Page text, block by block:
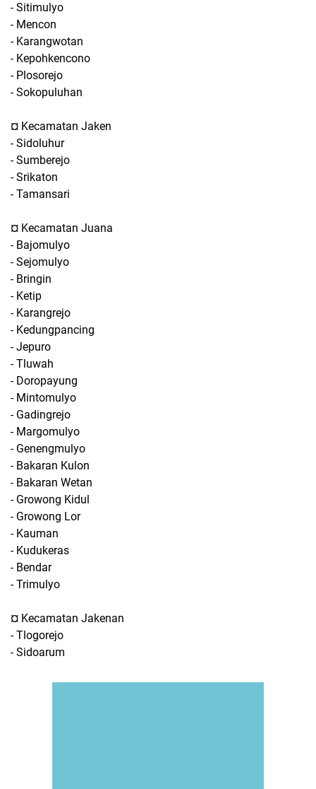
- Sitimulyo
- Mencon
- Karangwotan
- Kepohkencono
- Plosorejo
- Sokopuluhan
¤ Kecamatan Jaken
- Sidoluhur
- Sumberejo
- Srikaton
- Tamansari
¤ Kecamatan Juana
- Bajomulyo
- Sejomulyo
- Bringin
- Ketip
- Karangrejo
- Kedungpancing
- Jepuro
- Tluwah
- Doropayung
- Mintomulyo
- Gadingrejo
- Margomulyo
- Genengmulyo
- Bakaran Kulon
- Bakaran Wetan
- Growong Kidul
- Growong Lor
- Kauman
- Kudukeras
- Bendar
- Trimulyo
¤ Kecamatan Jakenan
- Tlogorejo
- Sidoarum